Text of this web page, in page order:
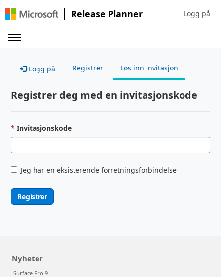
Release Planner Sign in to
Logg på
Logg på Registrer Løs inn invitasjon
Registrer deg med en invitasjonskode
Invitasjonskode
Jeg har en eksisterende forretningsforbindelse
Registrer
Nyheter
Surface Pro 9